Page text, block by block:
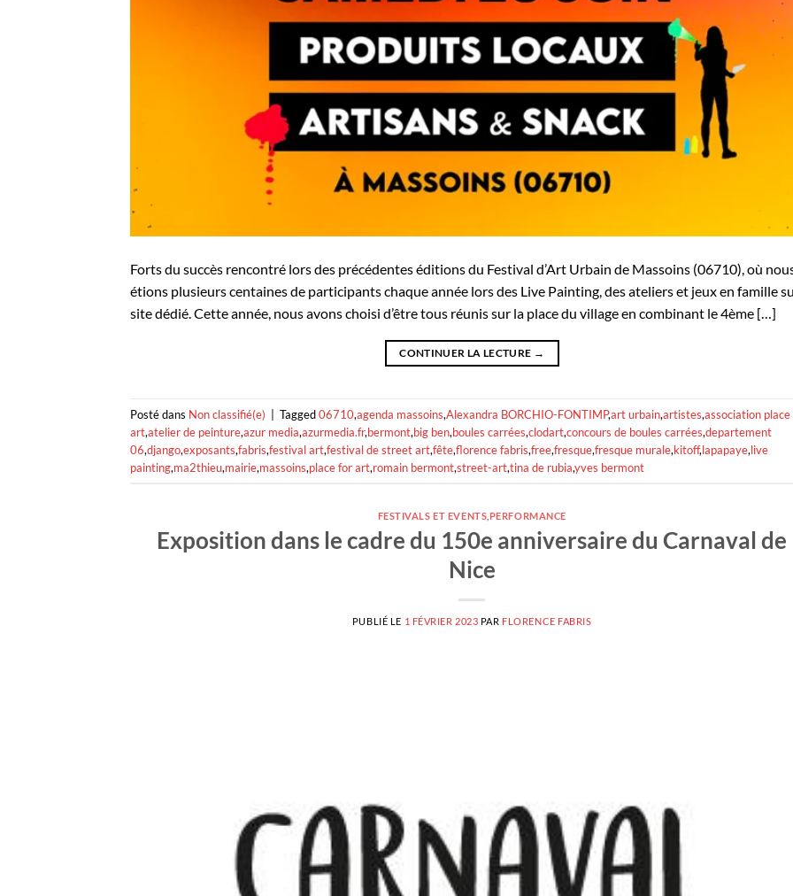
Forts du succès rencontré lors des précédentes éditions du Festival d’Art Urbain de Massoins (06710), où
étions plusieurs centaines de participants chaque année lors des Live Painting, des ateliers et jeux en famille
site dédié. Cette année, nous avons choisi d’être tous réunis sur la place du village en combinant le 4ème […]
CONTINUER LA LECTURE →
Posté dans Non classifié(e) Tagged06710,agenda massoins,Alexandra BORCHIO-FONTIMP,art urbain,artistes,association
art,atelier de peinture,azur media,azurmedia.fr,bermont,big ben,boules carrées,clodart,concours de boules carrées,departement
06,django,exposants,fabris,festival art,festival de street art,fête,florence fabris,free,fresque,fresque murale,kitoff,lapapaye,live
painting,ma2thieu,mairie,massoins,place for art,romain bermont,street-art,tina de rubia,yves bermont
FESTIVALS ET EVENTS PERFORMANCE
Exposition dans le cadre du 150e anniversaire du Carnaval de
Nice
PUBLIÉ LE 1 FÉVRIER 2023 PAR FLORENCE FABRIS